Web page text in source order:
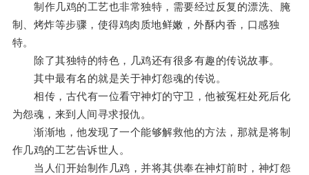
制作几鸡的工艺也非常独特，需要经过反复的漂洗、腌
制、烤炸等步骤，使得鸡肉质地鲜嫩，外酥内香，口感独
特。
除了其独特的特色，几鸡还有很多有趣的传说故事。
其中最有名的就是关于神灯怨魂的传说。
相传，古代有一位看守神灯的守卫，他被冤枉处死后化
为怨魂，来到人间寻求报仇。
渐渐地，他发现了一个能够解救他的方法，那就是将制
作几鸡的工艺告诉世人。
当人们开始制作几鸡，并将其供奉在神灯前时，神灯怨